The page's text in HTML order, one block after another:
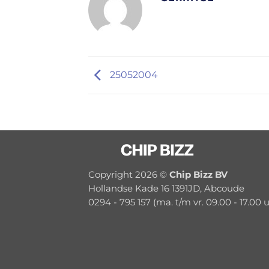
25052004
Copyright 2026 © Chip Bizz BV
Hollandse Kade 16 1391JD, Abcoude
0294 - 795 157 (ma. t/m vr. 09.00 - 17.00